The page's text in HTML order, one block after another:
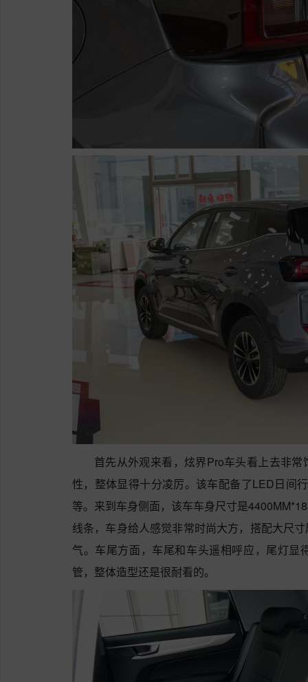
首先从外观来看，炫界Pro车头看上去非
性，整体显得十分凌厉。该车配备了LED日间
等。来到车身侧面，该车车身尺寸是
线条，车身给人感觉非常时尚大方，搭配大尺
气。车尾方面，车尾和车头遥相呼应，尾灯
管，整体造型还是很耐看的。